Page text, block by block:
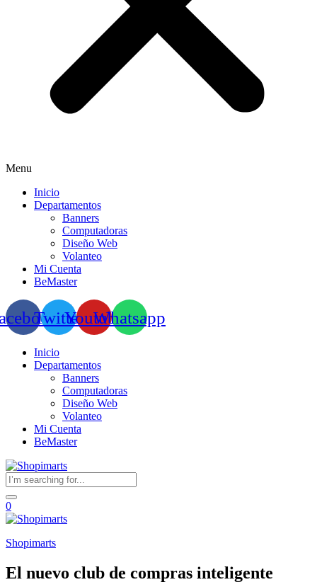
Menu
Inicio
Departamentos
Banners
Computadoras
Diseño Web
Volanteo
Mi Cuenta
BeMaster
TwitterYoutubeWhatsapp
Inicio
Departamentos
Banners
Computadoras
Diseño Web
Volanteo
Mi Cuenta
BeMaster
0
Shopimarts
El nuevo club de compras inteligente